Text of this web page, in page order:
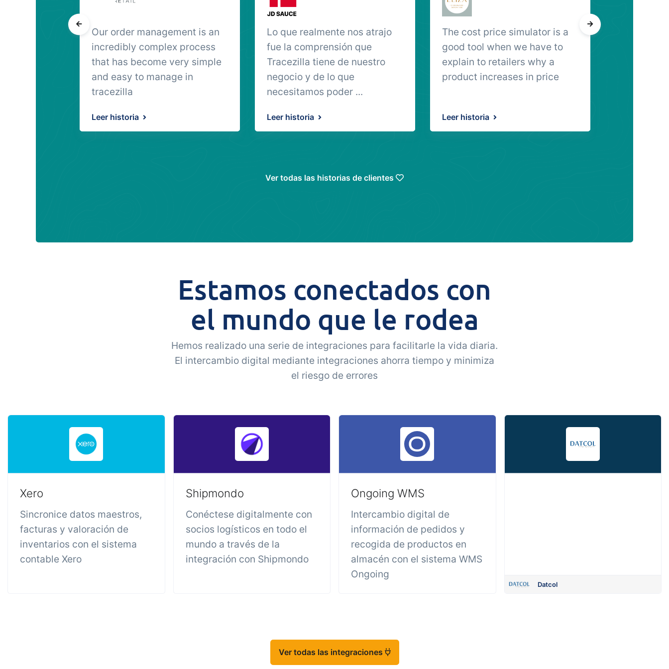
Our order management is an
incredibly complex process
that has become very simple
and easy to manage in
tracezilla
Leer historia
Lo que realmente nos atrajo
fue la comprensión que
Tracezilla tiene de nuestro
negocio y de lo que
necesitamos poder ...
Leer historia
The cost price simulator is a
good tool when we have to
explain to retailers why a
product increases in price
Leer historia
Ver todas las historias de clientes
Estamos conectados con
el mundo que le rodea
Hemos realizado una serie de integraciones para facilitarle la vida diaria.
El intercambio digital mediante integraciones ahorra tiempo y minimiza
el riesgo de errores
Xero
Sincronice datos maestros,
facturas y valoración de
inventarios con el sistema
contable Xero
Shipmondo
Conéctese digitalmente con
socios logísticos en todo el
mundo a través de la
integración con Shipmondo
Ongoing WMS
Intercambio digital de
información de pedidos y
recogida de productos en
almacén con el sistema WMS
Ongoing
Datcol
Ver todas las integraciones